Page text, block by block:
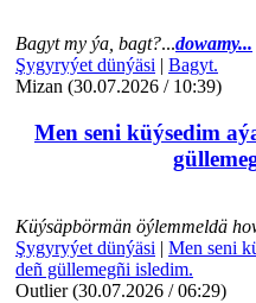
Bagyt my ýa, bagt?...dowamy...
Şygyryýet dünýäsi | Bagyt.
Mizan (30.07.2026 / 10:39)
Men seni küýsedim
Küýsäpbörmän öýlemmeldä
Şygyryýet dünýäsi | Men seni
deñ güllemegñi isledim.
Outlier (30.07.2026 / 06:29)